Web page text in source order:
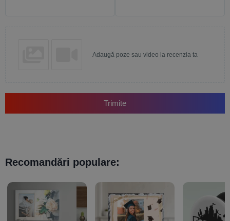
Adaugă poze sau video la recenzia ta
Trimite
Recomandări populare: